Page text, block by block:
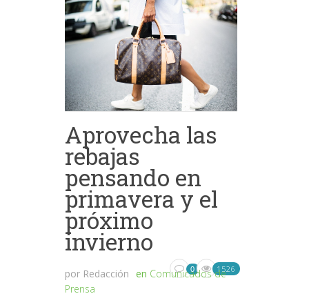
Aprovecha las
rebajas
pensando en
primavera y el
próximo
invierno
por Redacción en Comunicados de
Prensa
0 1526